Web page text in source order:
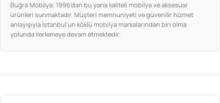
Buğra Mobilya; 1996'dan bu yana kaliteli mobilya ve aksesuar
ürünleri sunmaktadır. Müşteri memnuniyeti ve güvenilir hizmet
anlayışıyla İstanbul'un köklü mobilya markalarından biri olma
yolunda ilerlemeye devam etmektedir.